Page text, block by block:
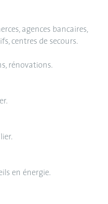
agences bancaires,
centres de secours.
rénovations.
en énergie.